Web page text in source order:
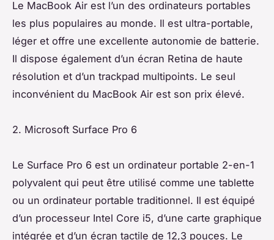
Le MacBook Air est l’un des ordinateurs portables
les plus populaires au monde. Il est ultra-portable,
léger et offre une excellente autonomie de batterie.
Il dispose également d’un écran Retina de haute
résolution et d’un trackpad multipoints. Le seul
inconvénient du MacBook Air est son prix élevé.
2. Microsoft Surface Pro 6
Le Surface Pro 6 est un ordinateur portable 2-en-1
polyvalent qui peut être utilisé comme une tablette
ou un ordinateur portable traditionnel. Il est équipé
d’un processeur Intel Core i5, d’une carte graphique
intégrée et d’un écran tactile de 12,3 pouces. Le